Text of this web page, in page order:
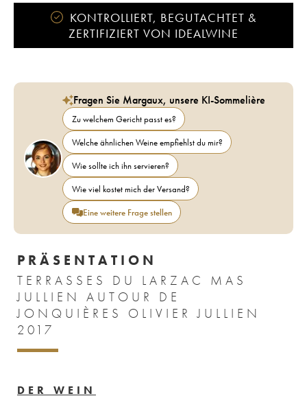
KONTROLLIERT, BEGUTACHTET &
ZERTIFIZIERT VON IDEALWINE
Fragen Sie Margaux, unsere KI-Sommelière
Zu welchem Gericht passt es?
Welche ähnlichen Weine empfiehlst du mir?
Wie sollte ich ihn servieren?
Wie viel kostet mich der Versand?
Eine weitere Frage stellen
PRÄSENTATION
TERRASSES DU LARZAC MAS
JULLIEN AUTOUR DE
JONQUIÈRES OLIVIER JULLIEN
2017
DER WEIN